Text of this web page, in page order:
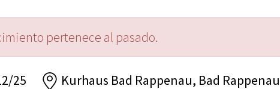
pertenece al pasado.
25 Kurhaus Bad Rappenau, Bad Rappenau